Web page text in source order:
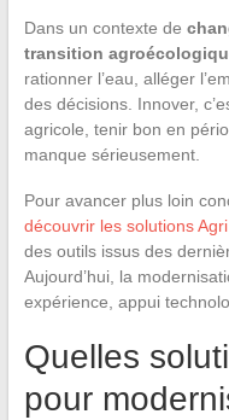
Dans un contexte de
transition
rationner l’eau, alléger
des décisions. Innover,
agricole, tenir bon en
manque sérieusement.
Pour avancer plus loin
découvrir les solutions
des outils issus des
Aujourd’hui, la
expérience, appui
Quelles
pour